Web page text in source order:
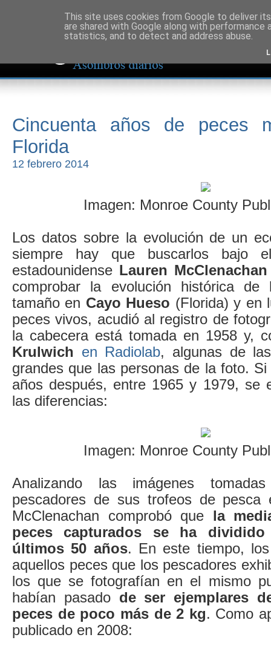
Cincuenta años de peces
Florida
12 febrero 2014
Imagen: Monroe County
Los datos sobre la evolución de un
siempre hay que buscarlos bajo
estadounidense Lauren McClenachan
comprobar la evolución histórica
tamaño en Cayo Hueso (Florida) y en
peces vivos, acudió al registro de
la cabecera está tomada en 1958 y,
Krulwich en Radiolab, algunas de
grandes que las personas de la foto.
años después, entre 1965 y 1979, se
las diferencias:
Imagen: Monroe County
Analizando las imágenes
pescadores de sus trofeos de pesca
McClenachan comprobó que la
peces capturados se ha
últimos 50 años. En este tiempo,
aquellos peces que los pescadores
los que se fotografían en el mismo
habían pasado de ser ejemplares
peces de poco más de 2 kg. Como
publicado en 2008:
This site uses cookies from Google to deliver
are shared with Google along with
statistics, and to detect and address abuse.